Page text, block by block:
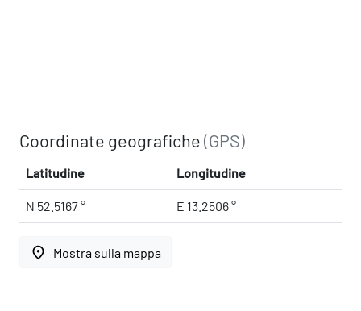
Coordinate geografiche(GPS)
Latitudine Longitudine
N 52.5167 ° E 13.2506 °
place Mostra sulla mappa